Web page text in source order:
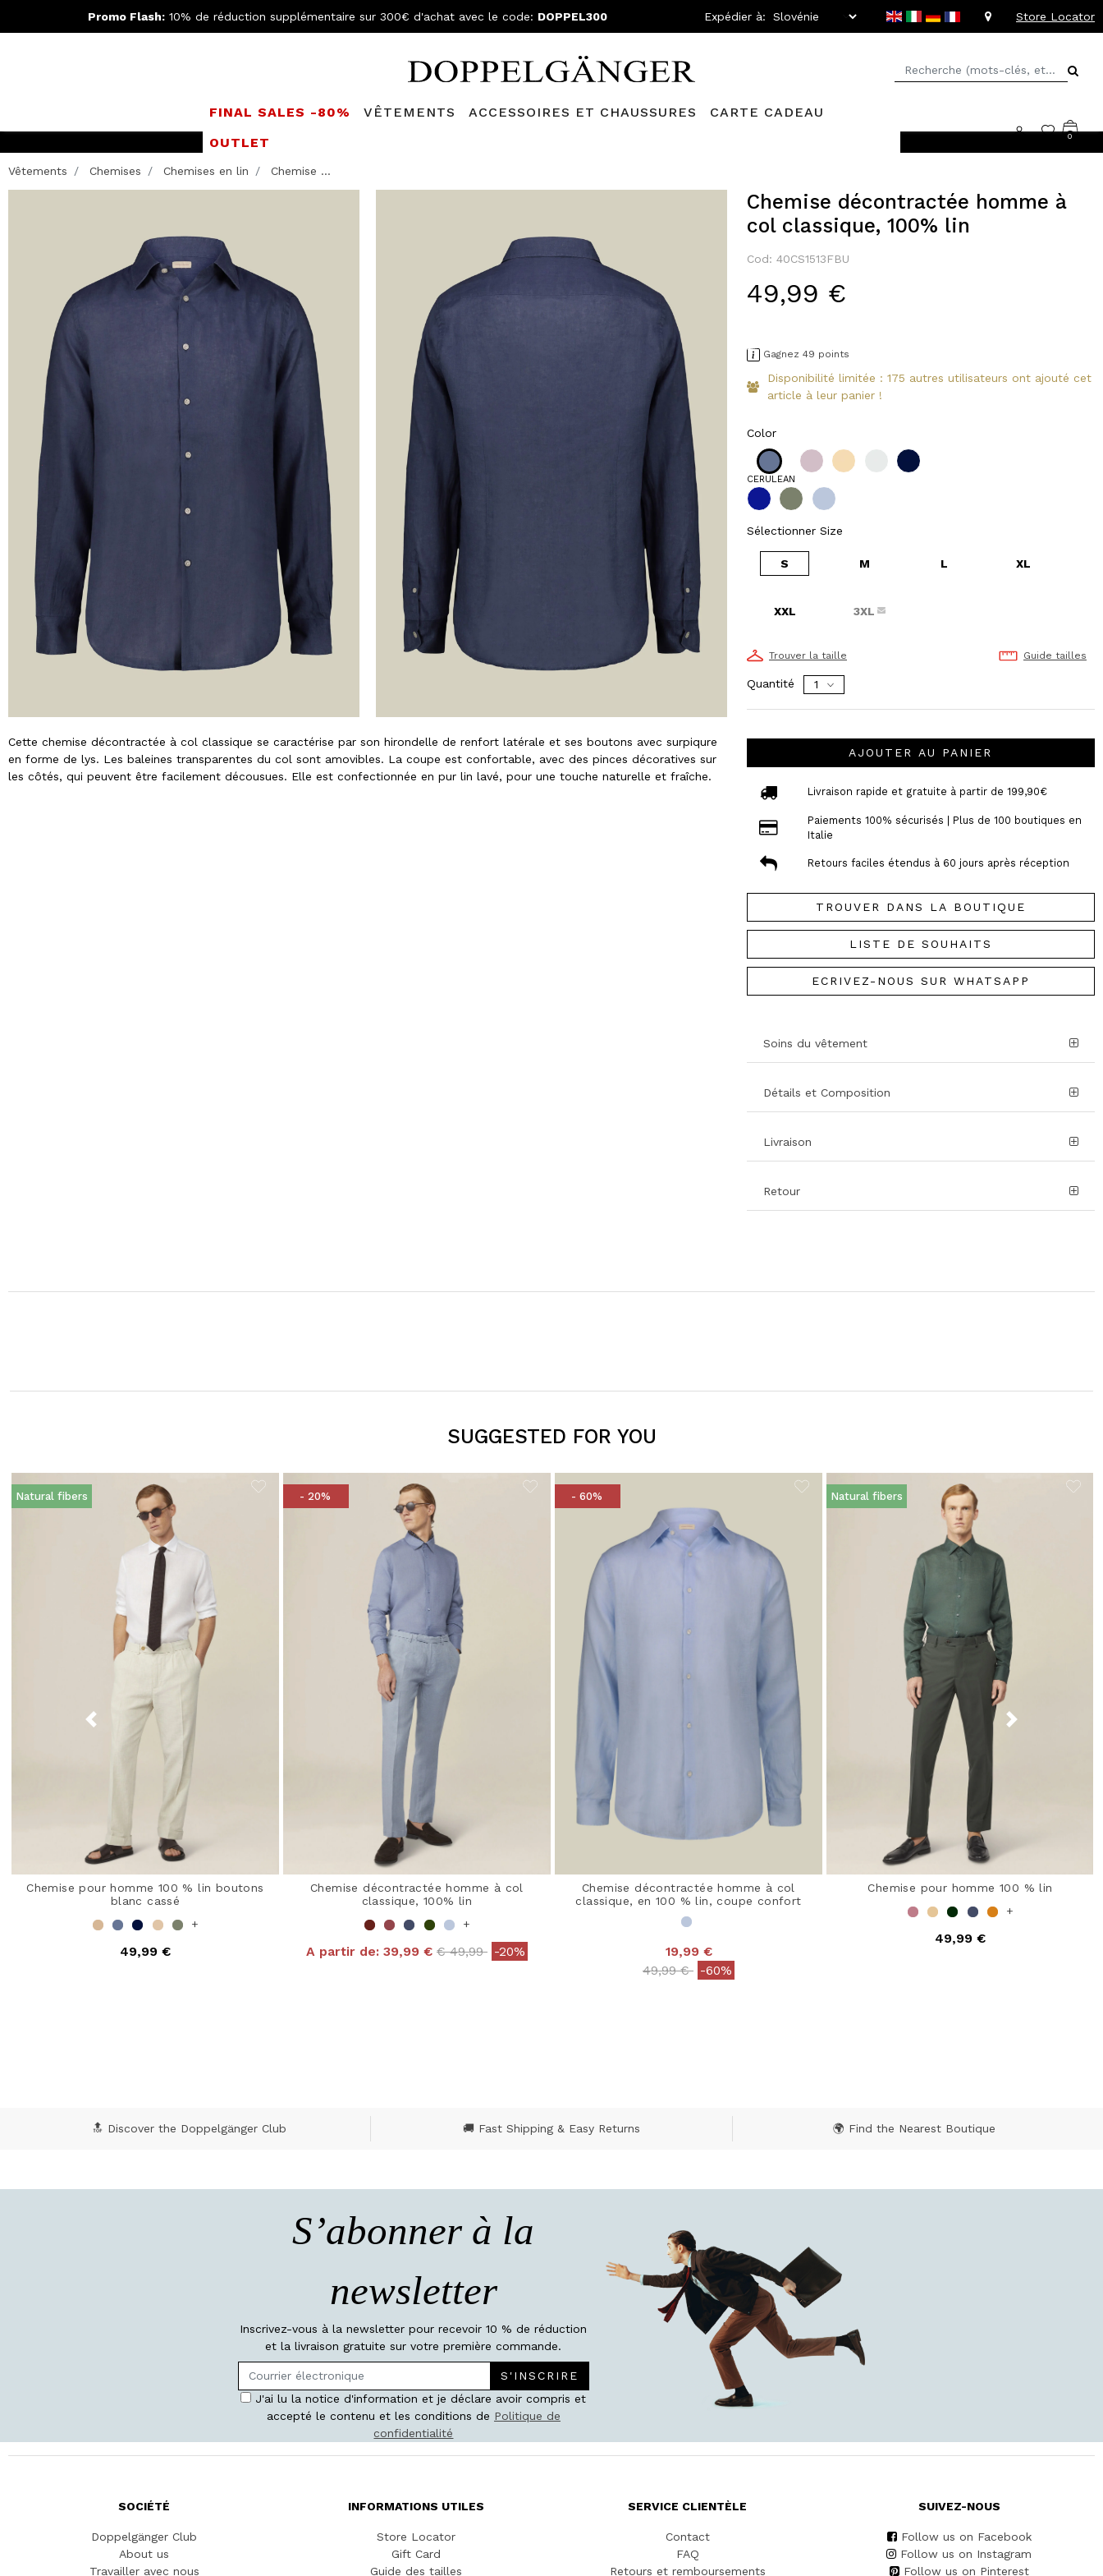
Promo Flash: 10% de réduction supplémentaire sur 300€ d'achat avec le code: DOPPEL300 Expédier à: Store Locator
FINAL SALES -80% VÊTEMENTS ACCESSOIRES ET CHAUSSURES
CARTE CADEAU
OUTLET
0
Vêtements Chemises Chemises en lin Chemise ...
Cette chemise décontractée à col classique se caractérise par son hirondelle de renfort latérale et ses boutons avec surpiqure
en forme de lys. Les baleines transparentes du col sont amovibles. La coupe est confortable, avec des pinces décoratives sur
les côtés, qui peuvent être facilement décousues. Elle est confectionnée en pur lin lavé, pour une touche naturelle et fraîche.
Chemise décontractée homme à
col classique, 100% lin
Cod: 40CS1513FBU
49,99 €
Gagnez 49 points
Disponibilité limitée : 175 autres utilisateurs ont ajouté cet
article à leur panier !
Color
CERULEAN
Sélectionner Size
S M L XL
XXL 3XL
Trouver la taille Guide tailles
Quantité
AJOUTER AU PANIER
Livraison rapide et gratuite à partir de 199,90€
Paiements 100% sécurisés | Plus de 100 boutiques en
Italie
Retours faciles étendus à 60 jours après réception
TROUVER DANS LA BOUTIQUE
LISTE DE SOUHAITS
ECRIVEZ-NOUS SUR WHATSAPP
Soins du vêtement
Détails et Composition
Livraison
Retour
SUGGESTED FOR YOU
Natural fibers
Chemise pour homme 100 % lin boutons
blanc cassé
+
49,99 €
- 20%
Chemise décontractée homme à col
classique, 100% lin
+
A partir de: 39,99 € Price reduced from
€ 49,99to-20%
- 60%
Chemise décontractée homme à col
classique, en 100 % lin, coupe confort
19,99 €
Price reduced from
49,99 €to-60%
Natural fibers
Chemise pour homme 100 % lin
+
49,99 €
🔝 Discover the Doppelgänger Club 🚚 Fast Shipping & Easy Returns 🌍 Find the Nearest Boutique
S’abonner à la
newsletter
Inscrivez-vous à la newsletter pour recevoir 10 % de réduction
et la livraison gratuite sur votre première commande.
S'INSCRIRE
J'ai lu la notice d'information et je déclare avoir compris et
accepté le contenu et les conditions de Politique de
confidentialité
SOCIÉTÉ
Doppelgänger Club
About us
Travailler avec nous
INFORMATIONS UTILES
Store Locator
Gift Card
Guide des tailles
SERVICE CLIENTÈLE
Contact
FAQ
Retours et remboursements
SUIVEZ-NOUS
Follow us on Facebook
Follow us on Instagram
Follow us on Pinterest